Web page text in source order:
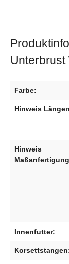
Farbe:
Hinweis
Hinweis
Innenfutter: